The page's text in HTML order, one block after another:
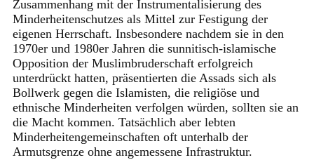
Zusammenhang mit der Instrumentalisierung des
Minderheitenschutzes als Mittel zur Festigung der
eigenen Herrschaft. Insbesondere nachdem sie in den
1970er und 1980er Jahren die sunnitisch-islamische
Opposition der Muslimbruderschaft erfolgreich
unterdrückt hatten, präsentierten die Assads sich als
Bollwerk gegen die Islamisten, die religiöse und
ethnische Minderheiten verfolgen würden, sollten sie an
die Macht kommen. Tatsächlich aber lebten
Minderheitengemeinschaften oft unterhalb der
Armutsgrenze ohne angemessene Infrastruktur.